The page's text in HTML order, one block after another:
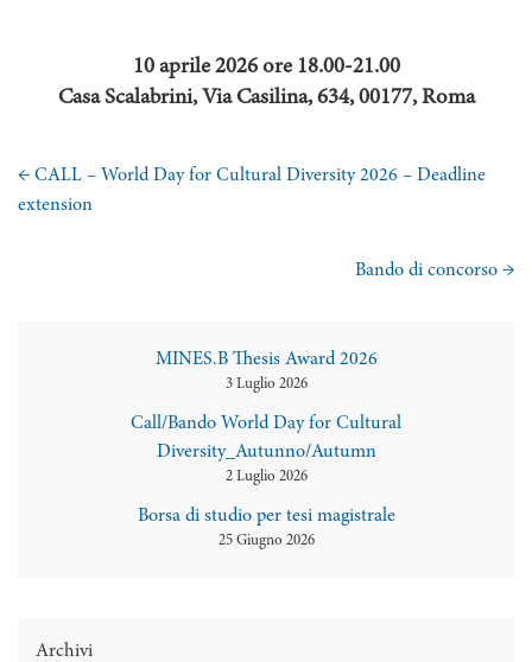
10 aprile 2026 ore 18.00-21.00
Casa Scalabrini, Via Casilina, 634, 00177, Roma
← CALL – World Day for Cultural Diversity 2026 – Deadline
extension
Bando di concorso →
MINES.B Thesis Award 2026
3 Luglio 2026
Call/Bando World Day for Cultural
Diversity_Autunno/Autumn
2 Luglio 2026
Borsa di studio per tesi magistrale
25 Giugno 2026
Archivi